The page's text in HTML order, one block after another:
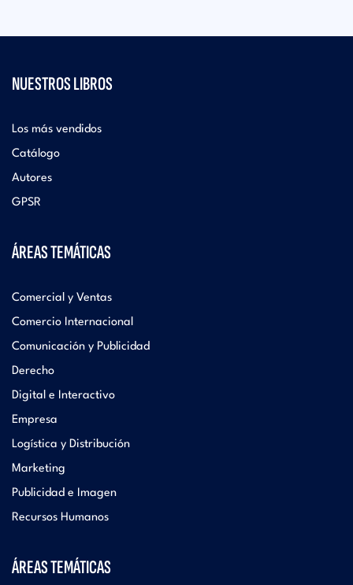
NUESTROS LIBROS
Los más vendidos
Catálogo
Autores
GPSR
ÁREAS TEMÁTICAS
Comercial y Ventas
Comercio Internacional
Comunicación y Publicidad
Derecho
Digital e Interactivo
Empresa
Logística y Distribución
Marketing
Publicidad e Imagen
Recursos Humanos
ÁREAS TEMÁTICAS